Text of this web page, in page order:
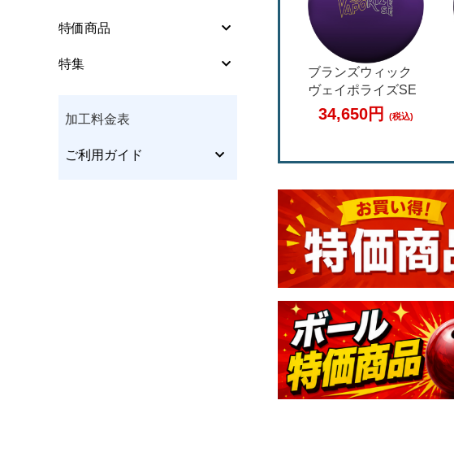
ウエア
グローブ･リストサポー
特価商品
特集
加工料金表
ご利用ガイド
ブランズウィック
34,650円(税込)
ハンマー ブラック
ウィドー ハイブリ
ッド ブラックサフ
ァイア
34,650円 (税込)